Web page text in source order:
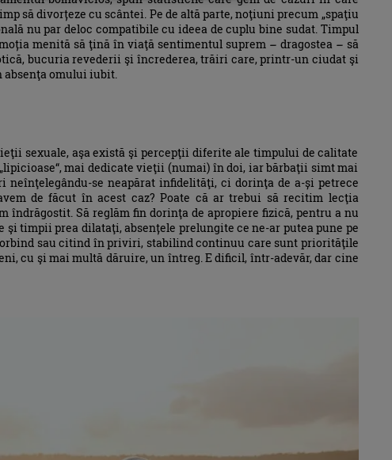
să divorțeze cu scântei. Pe de altă parte, noţiuni precum „spaţiu
nu par deloc compatibile cu ideea de cuplu bine sudat. Timpul
menită să ţină în viaţă sentimentul suprem – dragostea – să
bucuria revederii şi încrederea, trăiri care, printr-un ciudat şi
absenţa omului iubit.
sexuale, aşa există şi percepţii diferite ale timpului de calitate
mai dedicate vieţii (numai) în doi, iar bărbaţii simt mai
se neapărat infidelităţi, ci dorinţa de a-și petrece
de făcut în acest caz? Poate că ar trebui să recitim lecţia
îndrăgostit. Să reglăm fin dorinţa de apropiere fizică, pentru a nu
şi timpii prea dilataţi, absențele prelungite ce ne-ar putea pune pe
sau citind în priviri, stabilind continuu care sunt priorităţile
cu şi mai multă dăruire, un întreg. E dificil, într-adevăr, dar cine